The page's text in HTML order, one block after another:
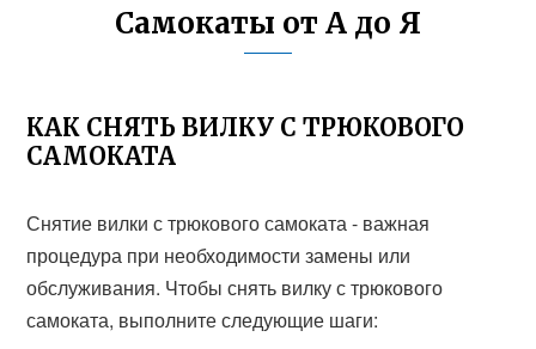
Самокаты от А до Я
КАК СНЯТЬ ВИЛКУ С ТРЮКОВОГО
САМОКАТА
Снятие вилки с трюкового самоката - важная
процедура при необходимости замены или
обслуживания. Чтобы снять вилку с трюкового
самоката, выполните следующие шаги: